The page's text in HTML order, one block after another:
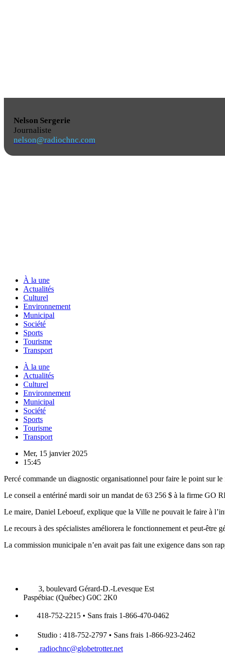
Nelson Sergerie
Journaliste
nelson@radiochnc.com
À la une
Actualités
Culturel
Environnement
Municipal
Société
Sports
Tourisme
Transport
À la une
Actualités
Culturel
Environnement
Municipal
Société
Sports
Tourisme
Transport
Mer, 15 janvier 2025
15:45
Percé commande un diagnostic organisationnel pour faire le point sur
Le conseil a entériné mardi soir un mandat de 63 256 $ à la firme GO
Le maire, Daniel Leboeuf, explique que la Ville ne pouvait le faire à
Le recours à des spécialistes améliorera le fonctionnement et peut-être
La commission municipale n’en avait pas fait une exigence dans son
3, boulevard Gérard-D.-Levesque Est
Paspébiac (Québec) G0C 2K0
418-752-2215 • Sans frais 1-866-470-0462
Studio : 418-752-2797 • Sans frais 1-866-923-2462
radiochnc@globetrotter.net